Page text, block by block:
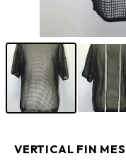
VERTICAL FIN